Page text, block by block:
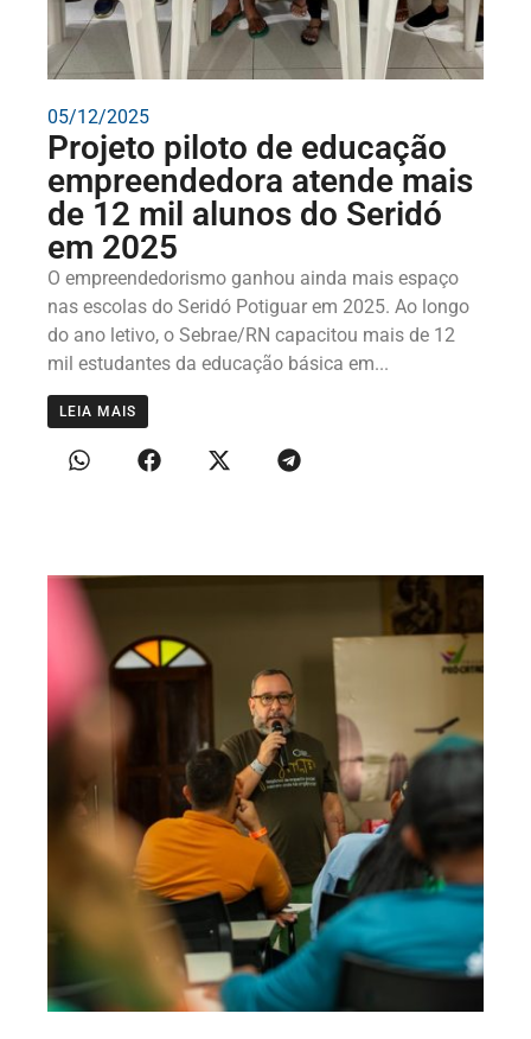
05/12/2025
Projeto piloto de educação
empreendedora atende mais
de 12 mil alunos do Seridó
em 2025
O empreendedorismo ganhou ainda mais espaço
nas escolas do Seridó Potiguar em 2025. Ao longo
do ano letivo, o Sebrae/RN capacitou mais de 12
mil estudantes da educação básica em...
LEIA MAIS